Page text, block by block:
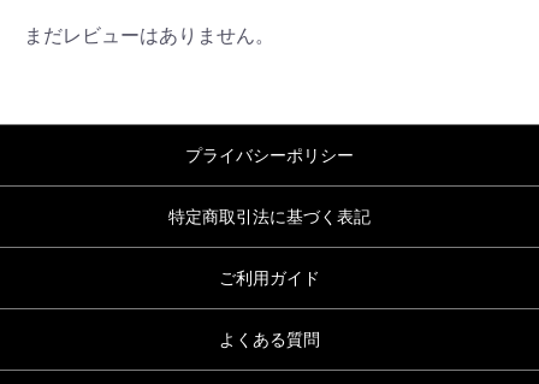
まだレビューはありません。
プライバシーポリシー
特定商取引法に基づく表記
ご利用ガイド
よくある質問